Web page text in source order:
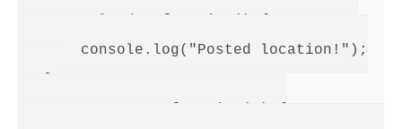
       console.log("Posted location!");